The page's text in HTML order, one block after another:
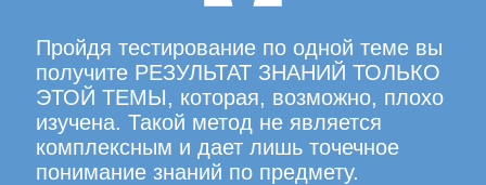
Пройдя тестирование по одной теме вы
получите РЕЗУЛЬТАТ ЗНАНИЙ ТОЛЬКО
ЭТОЙ ТЕМЫ, которая, возможно, плохо
изучена. Такой метод не является
комплексным и дает лишь точечное
понимание знаний по предмету.